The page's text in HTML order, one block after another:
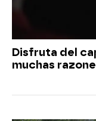
Disfruta del
muchas